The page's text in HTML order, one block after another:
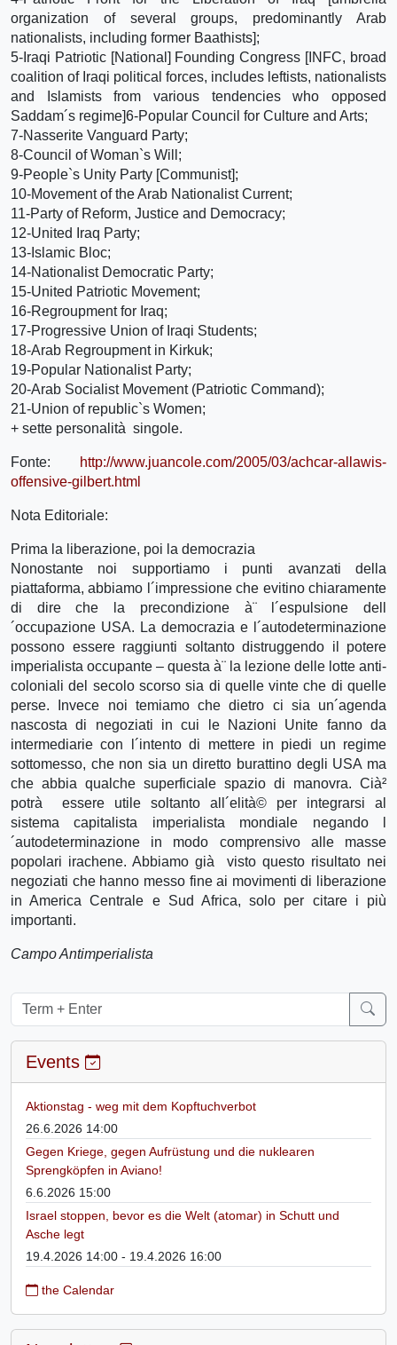
organization of several groups, predominantly Arab
nationalists, including former Baathists];
5-Iraqi Patriotic [National] Founding Congress [INFC, broad
coalition of Iraqi political forces, includes leftists, nationalists
and Islamists from various tendencies who opposed
Saddam´s regime]6-Popular Council for Culture and Arts;
7-Nasserite Vanguard Party;
8-Council of Woman`s Will;
9-People`s Unity Party [Communist];
10-Movement of the Arab Nationalist Current;
11-Party of Reform, Justice and Democracy;
12-United Iraq Party;
13-Islamic Bloc;
14-Nationalist Democratic Party;
15-United Patriotic Movement;
16-Regroupment for Iraq;
17-Progressive Union of Iraqi Students;
18-Arab Regroupment in Kirkuk;
19-Popular Nationalist Party;
20-Arab Socialist Movement (Patriotic Command);
21-Union of republic`s Women;
+ sette personalità singole.
Fonte:
http://www.juancole.com/2005/03/achcar-allawis-
offensive-gilbert.html
Nota Editoriale:
Prima la liberazione, poi la democrazia
Nonostante noi supportiamo i punti avanzati della
piattaforma, abbiamo l´impressione che evitino chiaramente
di dire che la precondizione à¨ l´espulsione dell
´occupazione USA. La democrazia e l´autodeterminazione
possono essere raggiunti soltanto distruggendo il potere
imperialista occupante – questa à¨ la lezione delle lotte anti-
coloniali del secolo scorso sia di quelle vinte che di quelle
perse. Invece noi temiamo che dietro ci sia un´agenda
nascosta di negoziati in cui le Nazioni Unite fanno da
intermediarie con l´intento di mettere in piedi un regime
sottomesso, che non sia un diretto burattino degli USA ma
che abbia qualche superficiale spazio di manovra. Cià²
potrà essere utile soltanto all´elità© per integrarsi al
sistema capitalista imperialista mondiale negando l
´autodeterminazione in modo comprensivo alle masse
popolari irachene. Abbiamo già visto questo risultato nei
negoziati che hanno messo fine ai movimenti di liberazione
in America Centrale e Sud Africa, solo per citare i più
importanti.
Campo Antimperialista
Events
Aktionstag - weg mit dem Kopftuchverbot
26.6.2026 14:00
Gegen Kriege, gegen Aufrüstung und die nuklearen
Sprengköpfen in Aviano!
6.6.2026 15:00
Israel stoppen, bevor es die Welt (atomar) in Schutt und
Asche legt
19.4.2026 14:00 - 19.4.2026 16:00
the Calendar